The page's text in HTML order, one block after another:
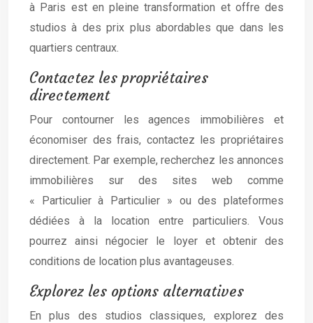
à Paris est en pleine transformation et offre des
studios à des prix plus abordables que dans les
quartiers centraux.
Contactez les propriétaires
directement
Pour contourner les agences immobilières et
économiser des frais, contactez les propriétaires
directement. Par exemple, recherchez les annonces
immobilières sur des sites web comme
« Particulier à Particulier » ou des plateformes
dédiées à la location entre particuliers. Vous
pourrez ainsi négocier le loyer et obtenir des
conditions de location plus avantageuses.
Explorez les options alternatives
En plus des studios classiques, explorez des